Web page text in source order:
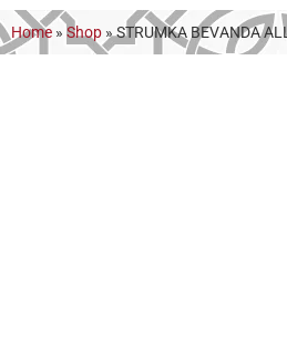
Home » Shop »STRUMKA BEVANDA